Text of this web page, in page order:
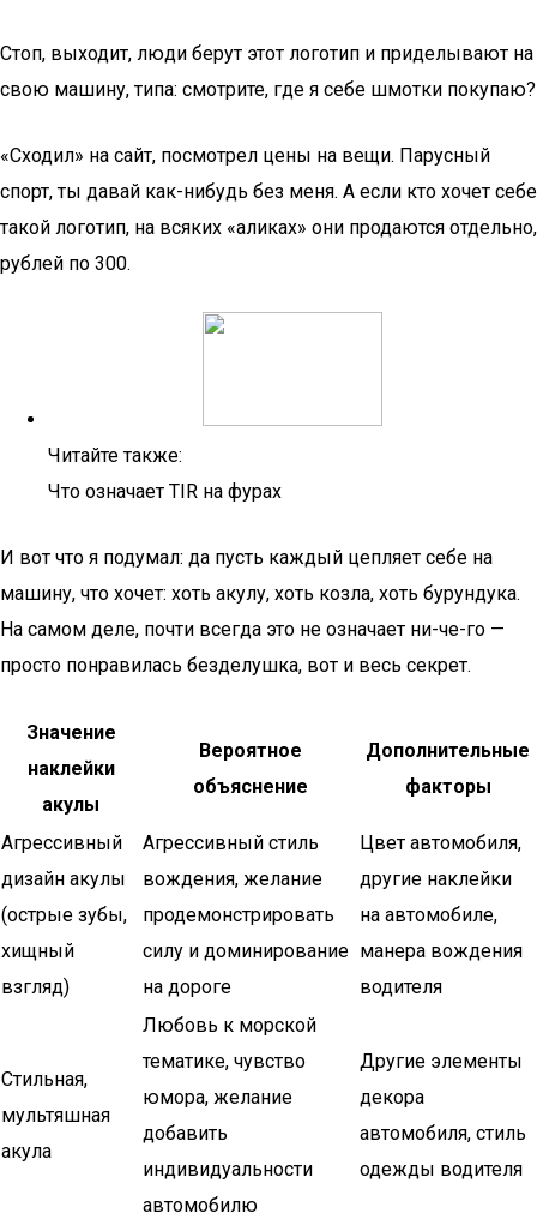
Стоп, выходит, люди берут этот логотип и приделывают на
свою машину, типа: смотрите, где я себе шмотки покупаю?
«Сходил» на сайт, посмотрел цены на вещи. Парусный
спорт, ты давай как-нибудь без меня. А если кто хочет себе
такой логотип, на всяких «аликах» они продаются отдельно,
рублей по 300.
Читайте также:
Что означает TIR на фурах
И вот что я подумал: да пусть каждый цепляет себе на
машину, что хочет: хоть акулу, хоть козла, хоть бурундука.
На самом деле, почти всегда это не означает ни-че-го —
просто понравилась безделушка, вот и весь секрет.
Значение
наклейки
акулы
Вероятное
объяснение
Дополнительные
факторы
Агрессивный
дизайн акулы
(острые зубы,
хищный
взгляд)
Агрессивный стиль
вождения, желание
продемонстрировать
силу и доминирование
на дороге
Цвет автомобиля,
другие наклейки
на автомобиле,
манера вождения
водителя
Стильная,
мультяшная
акула
Любовь к морской
тематике, чувство
юмора, желание
добавить
индивидуальности
автомобилю
Другие элементы
декора
автомобиля, стиль
одежды водителя